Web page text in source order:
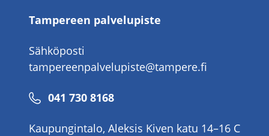
Tampereen palvelupiste
Sähköposti
tampereenpalvelupiste@tampere.fi
Puhelinnumero
041 730 8168
Kaupungintalo, Aleksis Kiven katu 14–16 C